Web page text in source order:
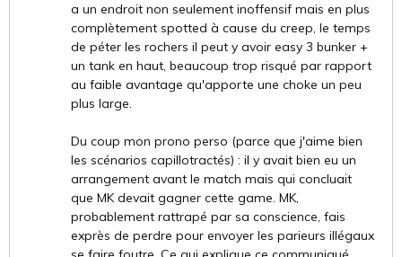
a un endroit non seulement inoffensif mais en plus
complètement spotted à cause du creep, le temps
de péter les rochers il peut y avoir easy 3 bunker +
un tank en haut, beaucoup trop risqué par rapport
au faible avantage qu'apporte une choke un peu
plus large.
Du coup mon prono perso (parce que j'aime bien
les scénarios capillotractés) : il y avait bien eu un
arrangement avant le match mais qui concluait
que MK devait gagner cette game. MK,
probablement rattrapé par sa conscience, fais
exprès de perdre pour envoyer les parieurs illégaux